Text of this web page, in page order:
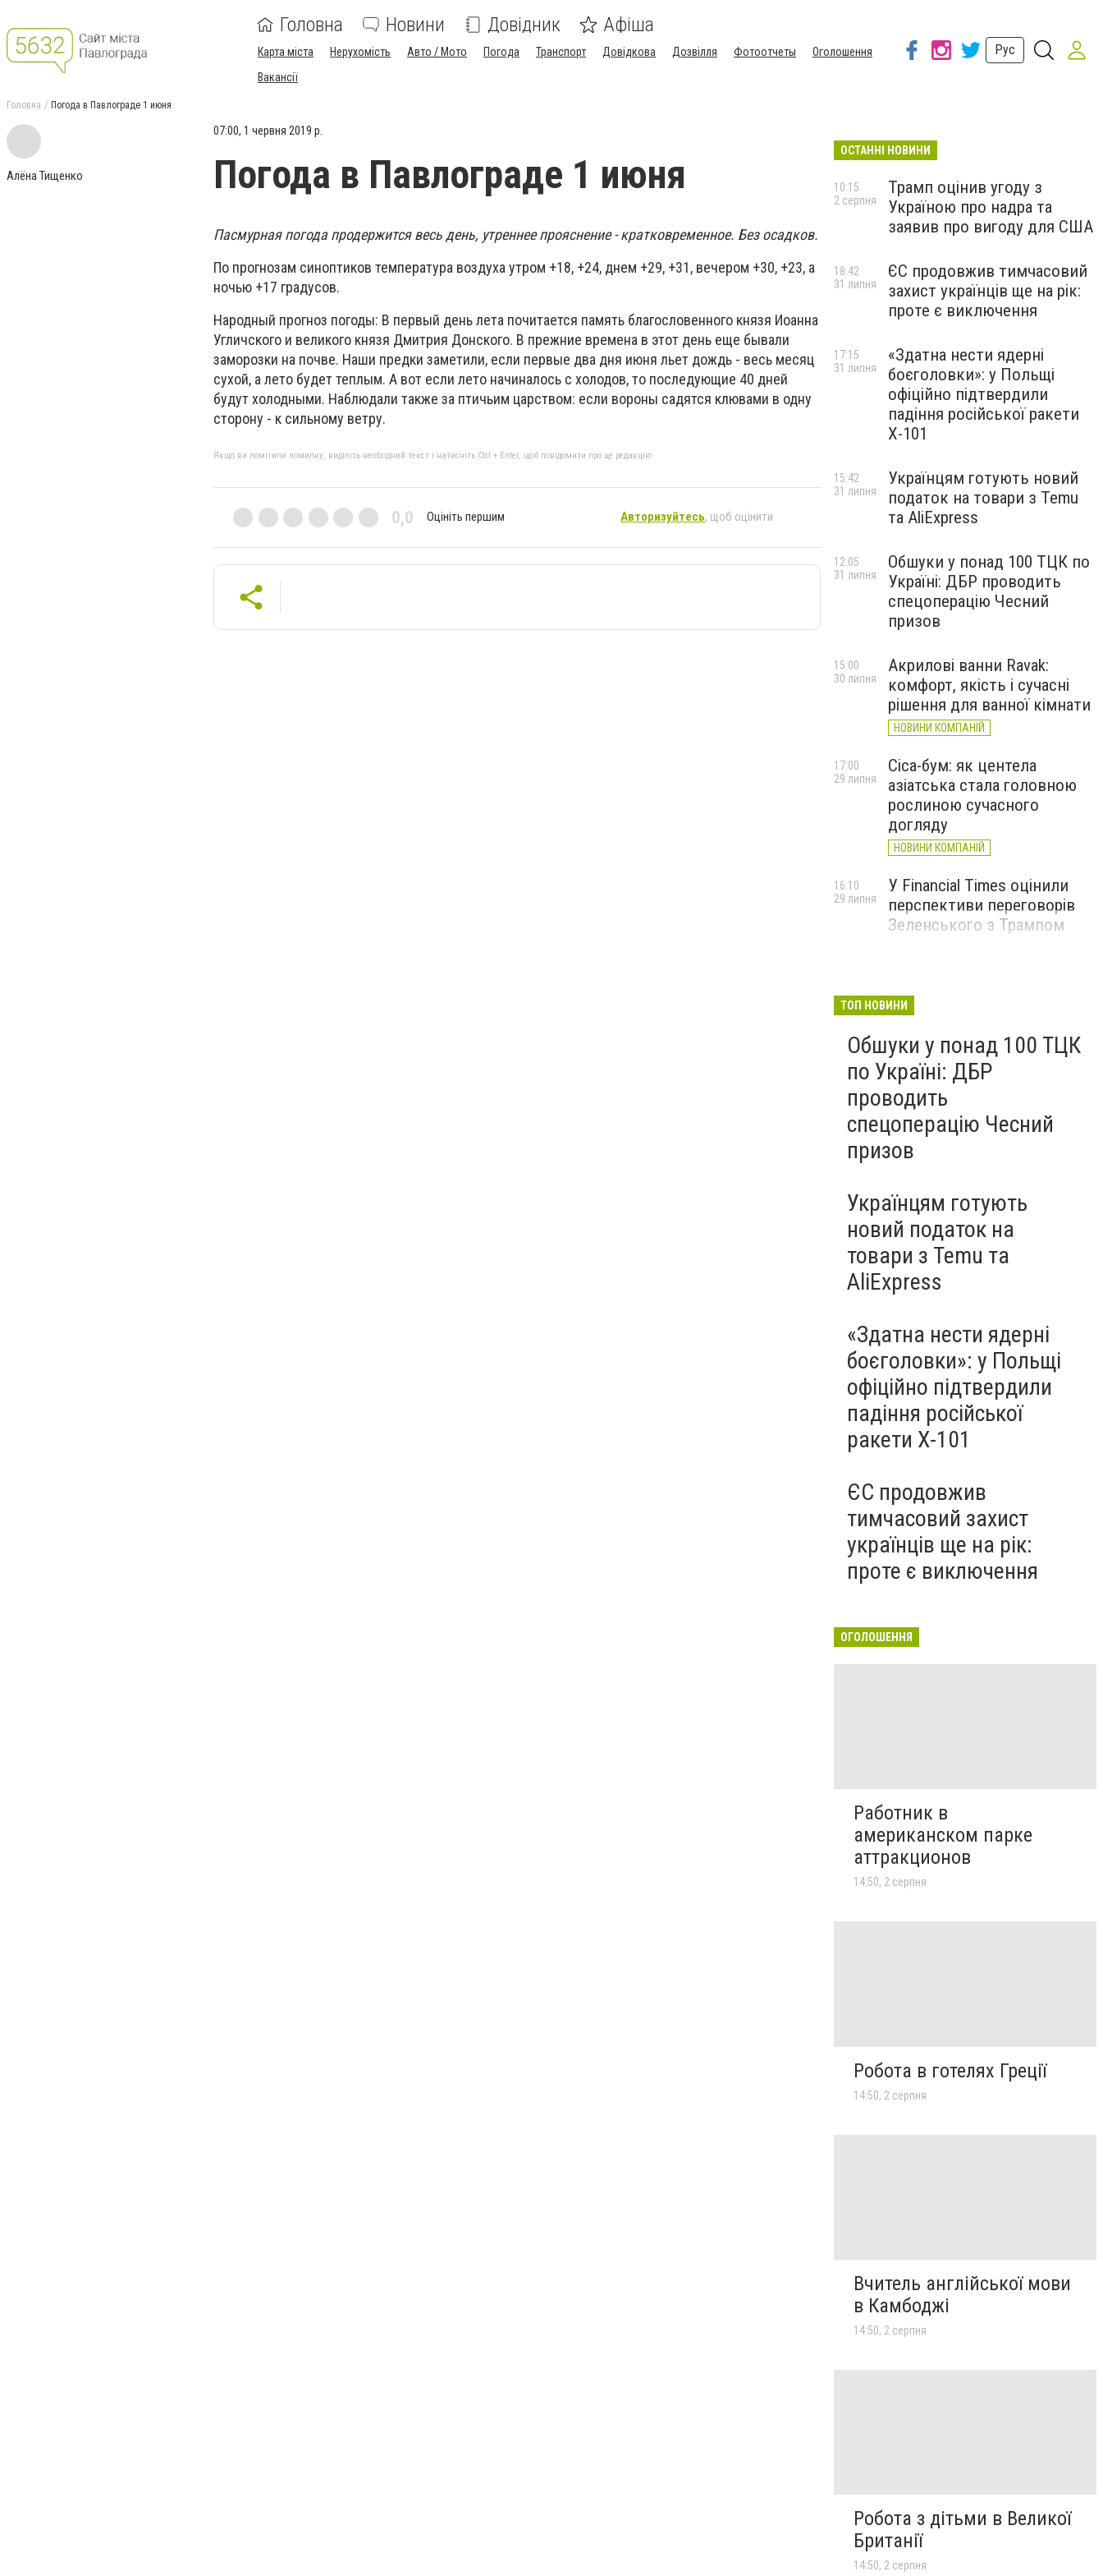
Головна Новини Довідник Афіша
Карта міста Нерухомість Авто / Мото Погода Транспорт Довідкова Дозвілля Фотоотчеты
Оголошення
Вакансії
Рус
Головна Погода в Павлограде 1 июня
Алёна Тищенко
07:00, 1 червня 2019 р.
Погода в Павлограде 1 июня
Пасмурная погода продержится весь день, утреннее прояснение - кратковременное. Без осадков.
По прогнозам синоптиков температура воздуха утром +18, +24, днем +29, +31, вечером +30, +23, а
ночью +17 градусов.
Народный прогноз погоды: В первый день лета почитается память благословенного князя Иоанна
Угличского и великого князя Дмитрия Донского. В прежние времена в этот день еще бывали
заморозки на почве. Наши предки заметили, если первые два дня июня льет дождь - весь месяц
сухой, а лето будет теплым. А вот если лето начиналось с холодов, то последующие 40 дней
будут холодными. Наблюдали также за птичьим царством: если вороны садятся клювами в одну
сторону - к сильному ветру.
Якщо ви помітили помилку, виділіть необхідний текст і натисніть Ctrl + Enter, щоб повідомити про це редакцію
0,0 Оцініть першим Авторизуйтесь, щоб оцінити
ОСТАННІ НОВИНИ
Трамп оцінив угоду з
Україною про надра та
заявив про вигоду для США
10:15
2 серпня
ЄС продовжив тимчасовий
захист українців ще на рік:
проте є виключення
18:42
31 липня
«Здатна нести ядерні
боєголовки»: у Польщі
офіційно підтвердили
падіння російської ракети
Х-101
17:15
31 липня
Українцям готують новий
податок на товари з Temu
та AliExpress
15:42
31 липня
Обшуки у понад 100 ТЦК по
Україні: ДБР проводить
спецоперацію Чесний
призов
12:05
31 липня
Акрилові ванни Ravak:
комфорт, якість і сучасні
рішення для ванної кімнати
НОВИНИ КОМПАНІЙ
15:00
30 липня
Cica-бум: як центела
азіатська стала головною
рослиною сучасного
догляду
НОВИНИ КОМПАНІЙ
17:00
29 липня
У Financial Times оцінили
перспективи переговорів
Зеленського з Трампом
16:10
29 липня
ТОП НОВИНИ
Обшуки у понад 100 ТЦК
по Україні: ДБР
проводить
спецоперацію Чесний
призов
Українцям готують
новий податок на
товари з Temu та
AliExpress
«Здатна нести ядерні
боєголовки»: у Польщі
офіційно підтвердили
падіння російської
ракети Х-101
ЄС продовжив
тимчасовий захист
українців ще на рік:
проте є виключення
ОГОЛОШЕННЯ
Работник в
американском парке
аттракционов
14:50, 2 серпня
Робота в готелях Греції
14:50, 2 серпня
Вчитель англійської мови
в Камбоджі
14:50, 2 серпня
Робота з дітьми в Великої
Британії
14:50, 2 серпня